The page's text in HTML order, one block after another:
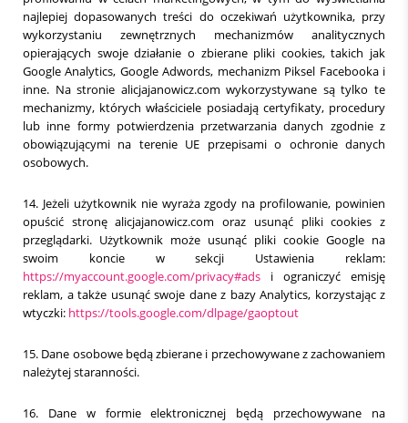
najlepiej dopasowanych treści do oczekiwań użytkownika, przy
wykorzystaniu zewnętrznych mechanizmów analitycznych
opierających swoje działanie o zbierane pliki cookies, takich jak
Google Analytics, Google Adwords, mechanizm Piksel Facebooka i
inne. Na stronie alicjajanowicz.com wykorzystywane są tylko te
mechanizmy, których właściciele posiadają certyfikaty, procedury
lub inne formy potwierdzenia przetwarzania danych zgodnie z
obowiązującymi na terenie UE przepisami o ochronie danych
osobowych.
14. Jeżeli użytkownik nie wyraża zgody na profilowanie, powinien
opuścić stronę alicjajanowicz.com oraz usunąć pliki cookies z
przeglądarki. Użytkownik może usunąć pliki cookie Google na
swoim koncie w sekcji Ustawienia reklam:
https://myaccount.google.com/privacy#ads i ograniczyć emisję
reklam, a także usunąć swoje dane z bazy Analytics, korzystając z
wtyczki: https://tools.google.com/dlpage/gaoptout
15. Dane osobowe będą zbierane i przechowywane z zachowaniem
należytej staranności.
16. Dane w formie elektronicznej będą przechowywane na